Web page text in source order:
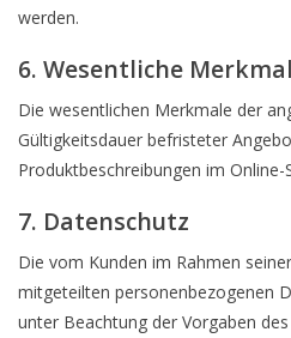
werden.
6. Wesentliche
Die wesentlichen Merkmale der
Gültigkeitsdauer befristeter
Produktbeschreibungen im
7. Datenschutz
Die vom Kunden im Rahmen
mitgeteilten personenbezogenen
unter Beachtung der Vorgaben